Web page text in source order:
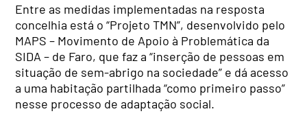
Entre as medidas implementadas na resposta
concelhia está o “Projeto TMN”, desenvolvido pelo
MAPS – Movimento de Apoio à Problemática da
SIDA – de Faro, que faz a “inserção de pessoas em
situação de sem-abrigo na sociedade” e dá acesso
a uma habitação partilhada “como primeiro passo”
nesse processo de adaptação social.